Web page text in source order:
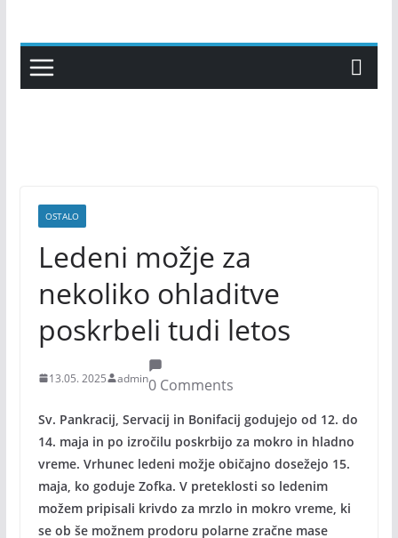
content
OSTALO
Ledeni možje za
nekoliko ohladitve
poskrbeli tudi letos
13.05. 2025 admin0 Comments
Sv. Pankracij, Servacij in Bonifacij godujejo od 12. do
14. maja in po izročilu poskrbijo za mokro in hladno
vreme. Vrhunec ledeni možje običajno dosežejo 15.
maja, ko goduje Zofka. V preteklosti so ledenim
možem pripisali krivdo za mrzlo in mokro vreme, ki
se ob še možnem prodoru polarne zračne mase